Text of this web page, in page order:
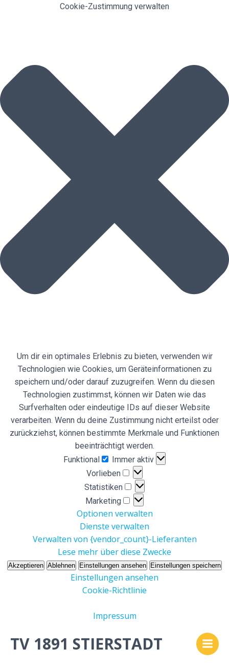
Cookie-Zustimmung verwalten
Um dir ein optimales Erlebnis zu bieten, verwenden wir
Technologien wie Cookies, um Geräteinformationen zu
speichern und/oder darauf zuzugreifen. Wenn du diesen
Technologien zustimmst, können wir Daten wie das
Surfverhalten oder eindeutige IDs auf dieser Website
verarbeiten. Wenn du deine Zustimmung nicht erteilst oder
zurückziehst, können bestimmte Merkmale und Funktionen
beeinträchtigt werden.
Funktional
Funktional
Immer aktiv
Vorlieben
Vorlieben
Statistiken
Statistiken
Marketing
Marketing
Optionen verwalten
Dienste verwalten
Verwalten von {vendor_count}-Lieferanten
Lese mehr über diese Zwecke
Akzeptieren Ablehnen Einstellungen ansehen Einstellungen speichern
Einstellungen ansehen
Cookie-Richtlinie
Impressum
Inhalt
springen
TV 1891 STIERSTADT